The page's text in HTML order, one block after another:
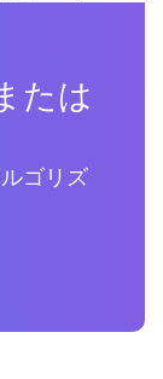
たは
ゴリズ